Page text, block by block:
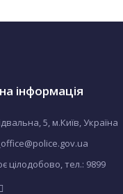
інформація
5, м.Київ, Україна
цілодобово, тел.: 9899